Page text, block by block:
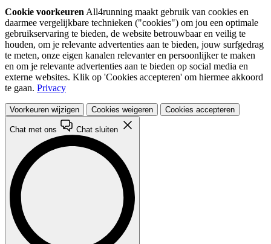
Cookie voorkeuren All4running maakt gebruik van cookies en
daarmee vergelijkbare technieken ("cookies") om jou een optimale
gebruikservaring te bieden, de website betrouwbaar en veilig te
houden, om je relevante advertenties aan te bieden, jouw surfgedrag
te meten, onze eigen kanalen relevanter en persoonlijker te maken
en om je relevante advertenties aan te bieden op social media en
externe websites. Klik op 'Cookies accepteren' om hiermee akkoord
te gaan. Privacy
Voorkeuren wijzigen Cookies weigeren Cookies accepteren
Chat met ons Chat sluiten